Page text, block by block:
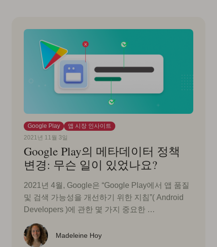
Google Play
앱 시장 인사이트
2021년 11월 3일
Google Play의 메타데이터 정책
변경: 무슨 일이 있었나요?
2021년 4월, Google은 “Google Play에서 앱 품질
및 검색 가능성을 개선하기 위한 지침”( Android
Developers )에 관한 몇 가지 중요한 …
Madeleine Hoy